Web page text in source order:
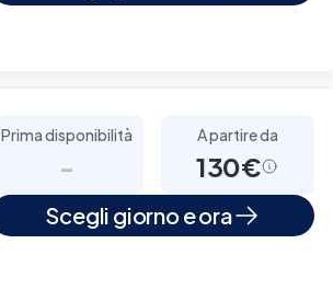
Prima disponibilità
-
A partire da
130€
Scegli giorno e ora